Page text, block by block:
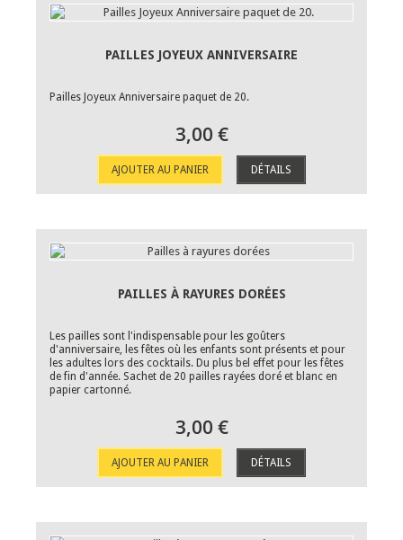
PAILLES JOYEUX ANNIVERSAIRE
Pailles Joyeux Anniversaire paquet de 20.
3,00 €
AJOUTER AU PANIER DÉTAILS
PAILLES À RAYURES DORÉES
Les pailles sont l'indispensable pour les goûters
d'anniversaire, les fêtes où les enfants sont présents et pour
les adultes lors des cocktails. Du plus bel effet pour les fêtes
de fin d'année. Sachet de 20 pailles rayées doré et blanc en
papier cartonné.
3,00 €
AJOUTER AU PANIER DÉTAILS